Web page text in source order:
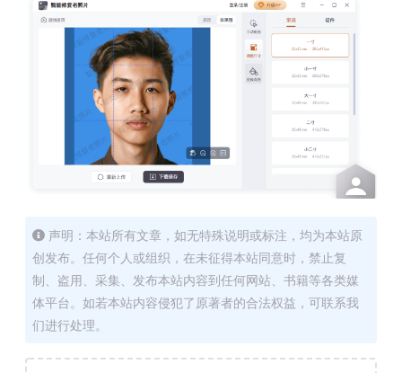
声明：本站所有文章，如无特殊说明或标注，均为本站原
创发布。任何个人或组织，在未征得本站同意时，禁止复
制、盗用、采集、发布本站内容到任何网站、书籍等各类媒
体平台。如若本站内容侵犯了原著者的合法权益，可联系我
们进行处理。